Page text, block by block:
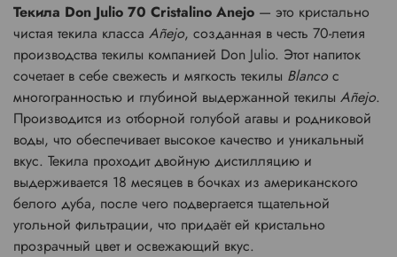
Текила Don Julio 70 Cristalino Anejo — это кристально
чистая текила класса Añejo, созданная в честь 70-летия
производства текилы компанией Don Julio. Этот напиток
сочетает в себе свежесть и мягкость текилы Blanco с
многогранностью и глубиной выдержанной текилы Añejo.
Производится из отборной голубой агавы и родниковой
воды, что обеспечивает высокое качество и уникальный
вкус. Текила проходит двойную дистилляцию и
выдерживается 18 месяцев в бочках из американского
белого дуба, после чего подвергается тщательной
угольной фильтрации, что придаёт ей кристально
прозрачный цвет и освежающий вкус.